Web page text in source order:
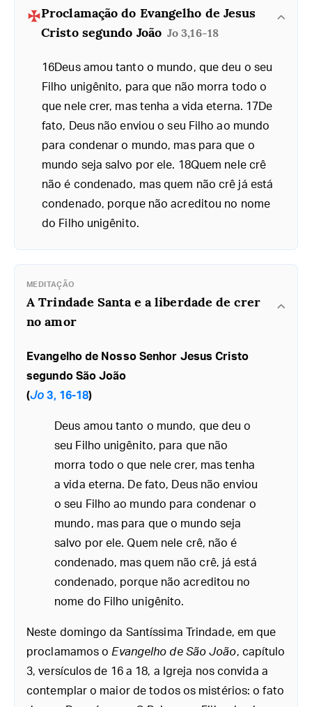
Proclamação do Evangelho de Jesus
Cristo segundo João Jo 3,16-18
16Deus amou tanto o mundo, que deu o seu
Filho unigênito, para que não morra todo o
que nele crer, mas tenha a vida eterna. 17De
fato, Deus não enviou o seu Filho ao mundo
para condenar o mundo, mas para que o
mundo seja salvo por ele. 18Quem nele crê
não é condenado, mas quem não crê já está
condenado, porque não acreditou no nome
do Filho unigênito.
MEDITAÇÃO
A Trindade Santa e a liberdade de crer
no amor
Evangelho de Nosso Senhor Jesus Cristo
segundo São João
(Jo 3, 16-18)
Deus amou tanto o mundo, que deu o
seu Filho unigênito, para que não
morra todo o que nele crer, mas tenha
a vida eterna. De fato, Deus não enviou
o seu Filho ao mundo para condenar o
mundo, mas para que o mundo seja
salvo por ele. Quem nele crê, não é
condenado, mas quem não crê, já está
condenado, porque não acreditou no
nome do Filho unigênito.
Neste domingo da Santíssima Trindade, em que
proclamamos o Evangelho de São João, capítulo
3, versículos de 16 a 18, a Igreja nos convida a
contemplar o maior de todos os mistérios: o fato